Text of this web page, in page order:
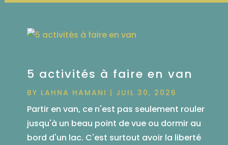
5 activités à faire en van
BY LAHNA HAMANI | JUIL 30, 2026
Partir en van, ce n'est pas seulement rouler
jusqu'à un beau point de vue ou dormir au
bord d'un lac. C'est surtout avoir la liberté